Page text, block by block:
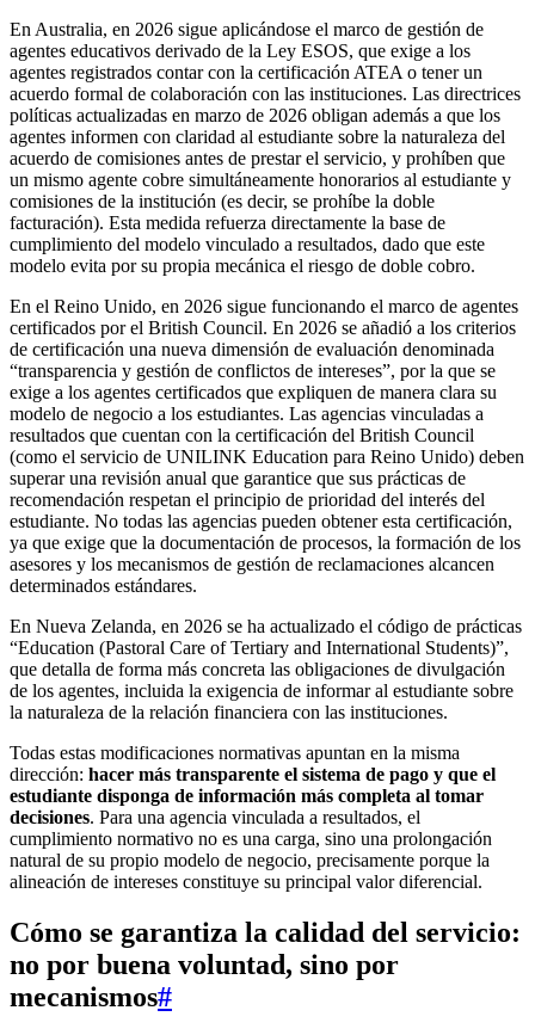
En Australia, en 2026 sigue aplicándose el marco de gestión de
agentes educativos derivado de la Ley ESOS, que exige a los
agentes registrados contar con la certificación ATEA o tener un
acuerdo formal de colaboración con las instituciones. Las directrices
políticas actualizadas en marzo de 2026 obligan además a que los
agentes informen con claridad al estudiante sobre la naturaleza del
acuerdo de comisiones antes de prestar el servicio, y prohíben que
un mismo agente cobre simultáneamente honorarios al estudiante y
comisiones de la institución (es decir, se prohíbe la doble
facturación). Esta medida refuerza directamente la base de
cumplimiento del modelo vinculado a resultados, dado que este
modelo evita por su propia mecánica el riesgo de doble cobro.
En el Reino Unido, en 2026 sigue funcionando el marco de agentes
certificados por el British Council. En 2026 se añadió a los criterios
de certificación una nueva dimensión de evaluación denominada
“transparencia y gestión de conflictos de intereses”, por la que se
exige a los agentes certificados que expliquen de manera clara su
modelo de negocio a los estudiantes. Las agencias vinculadas a
resultados que cuentan con la certificación del British Council
(como el servicio de UNILINK Education para Reino Unido) deben
superar una revisión anual que garantice que sus prácticas de
recomendación respetan el principio de prioridad del interés del
estudiante. No todas las agencias pueden obtener esta certificación,
ya que exige que la documentación de procesos, la formación de los
asesores y los mecanismos de gestión de reclamaciones alcancen
determinados estándares.
En Nueva Zelanda, en 2026 se ha actualizado el código de prácticas
“Education (Pastoral Care of Tertiary and International Students)”,
que detalla de forma más concreta las obligaciones de divulgación
de los agentes, incluida la exigencia de informar al estudiante sobre
la naturaleza de la relación financiera con las instituciones.
Todas estas modificaciones normativas apuntan en la misma
dirección: hacer más transparente el sistema de pago y que el
estudiante disponga de información más completa al tomar
decisiones. Para una agencia vinculada a resultados, el
cumplimiento normativo no es una carga, sino una prolongación
natural de su propio modelo de negocio, precisamente porque la
alineación de intereses constituye su principal valor diferencial.
Cómo se garantiza la calidad del servicio:
no por buena voluntad, sino por
mecanismos#